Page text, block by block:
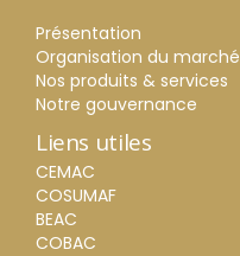
Présentation
Organisation du marché
Nos produits & services
Notre gouvernance
Liens utiles
CEMAC
COSUMAF
BEAC
COBAC